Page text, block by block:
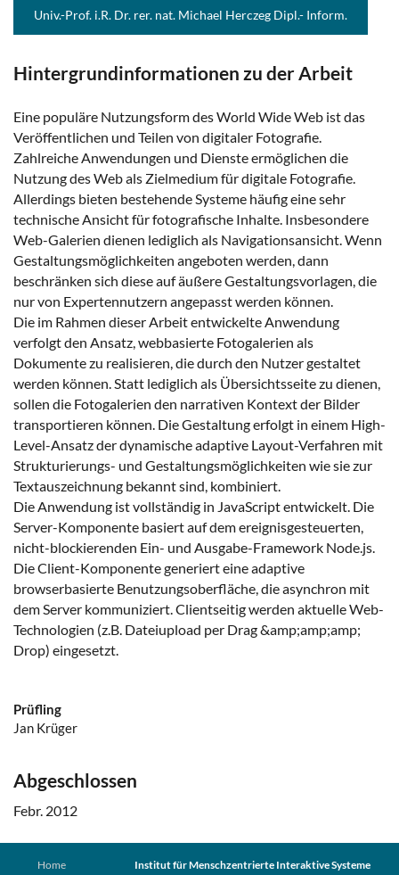
Univ.-Prof. i.R. Dr. rer. nat. Michael Herczeg Dipl.- Inform.
Hintergrundinformationen zu der Arbeit
Eine populäre Nutzungsform des World Wide Web ist das
Veröffentlichen und Teilen von digitaler Fotografie.
Zahlreiche Anwendungen und Dienste ermöglichen die
Nutzung des Web als Zielmedium für digitale Fotografie.
Allerdings bieten bestehende Systeme häufig eine sehr
technische Ansicht für fotografische Inhalte. Insbesondere
Web-Galerien dienen lediglich als Navigationsansicht. Wenn
Gestaltungsmöglichkeiten angeboten werden, dann
beschränken sich diese auf äußere Gestaltungsvorlagen, die
nur von Expertennutzern angepasst werden können.
Die im Rahmen dieser Arbeit entwickelte Anwendung
verfolgt den Ansatz, webbasierte Fotogalerien als
Dokumente zu realisieren, die durch den Nutzer gestaltet
werden können. Statt lediglich als Übersichtsseite zu dienen,
sollen die Fotogalerien den narrativen Kontext der Bilder
transportieren können. Die Gestaltung erfolgt in einem High-
Level-Ansatz der dynamische adaptive Layout-Verfahren mit
Strukturierungs- und Gestaltungsmöglichkeiten wie sie zur
Textauszeichnung bekannt sind, kombiniert.
Die Anwendung ist vollständig in JavaScript entwickelt. Die
Server-Komponente basiert auf dem ereignisgesteuerten,
nicht-blockierenden Ein- und Ausgabe-Framework Node.js.
Die Client-Komponente generiert eine adaptive
browserbasierte Benutzungsoberfläche, die asynchron mit
dem Server kommuniziert. Clientseitig werden aktuelle Web-
Technologien (z.B. Dateiupload per Drag &amp;amp;amp;
Drop) eingesetzt.
Prüfling
Jan Krüger
Abgeschlossen
Febr. 2012
Home Institut für Menschzentrierte Interaktive Systeme